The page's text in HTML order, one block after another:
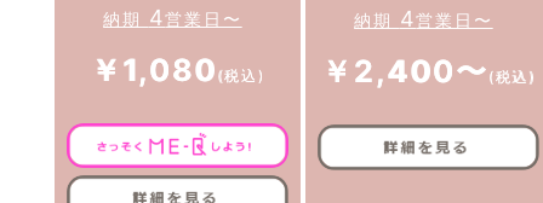
納期 4営業日〜
￥1,080
納期 4営業日〜
￥2,400〜